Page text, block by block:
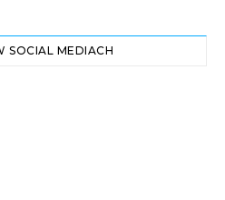
SOCIAL MEDIACH